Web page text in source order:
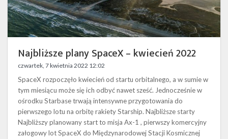
Kalendarze
Najbliższe plany SpaceX – kwiecień 2022
czwartek, 7 kwietnia 2022 12:02
SpaceX rozpoczęło kwiecień od startu orbitalnego, a w sumie w
tym miesiącu może się ich odbyć nawet sześć. Jednocześnie w
ośrodku Starbase trwają intensywne przygotowania do
pierwszego lotu na orbitę rakiety Starship. Najbliższe starty
Najbliższy planowany start to misja Ax-1 , pierwszy komercyjny
załogowy lot SpaceX do Międzynarodowej Stacji Kosmicznej